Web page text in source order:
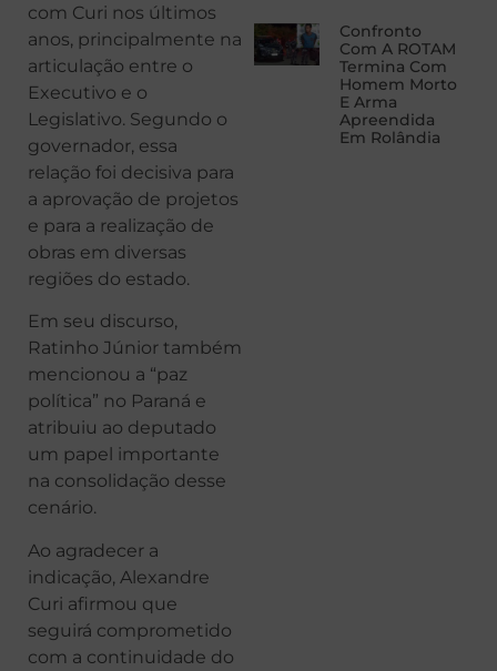
com Curi nos últimos
anos, principalmente na
articulação entre o
Executivo e o
Legislativo. Segundo o
governador, essa
relação foi decisiva para
a aprovação de projetos
e para a realização de
obras em diversas
regiões do estado.
Em seu discurso,
Ratinho Júnior também
mencionou a “paz
política” no Paraná e
atribuiu ao deputado
um papel importante
na consolidação desse
cenário.
Ao agradecer a
indicação, Alexandre
Curi afirmou que
seguirá comprometido
com a continuidade do
Confronto
Com A ROTAM
Termina Com
Homem Morto
E Arma
Apreendida
Em Rolândia